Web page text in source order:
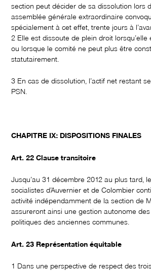
section peut décider de sa dissolution lors
assemblée générale extraordinaire
spécialement à cet effet, trente jours à
2 Elle est dissoute de plein droit lorsqu’elle
ou lorsque le comité ne peut plus être
statutairement.
3 En cas de dissolution, l’actif net restant
PSN.
CHAPITRE IX: DISPOSITIONS FINALES
Art. 22 Clause transitoire
Jusqu’au 31 décembre 2012 au plus tard,
socialistes d’Auvernier et de Colombier
activité indépendamment de la section de
assureront ainsi une gestion autonome
politiques des anciennes communes.
Art. 23 Représentation équitable
1 Dans une perspective de respect des